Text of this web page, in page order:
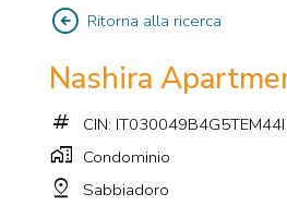
arrow_circle_left Ritorna alla ricerca
Nashira
tag CIN: IT030049B4G5TEM44I
home_work Condominio
pin_drop Sabbiadoro